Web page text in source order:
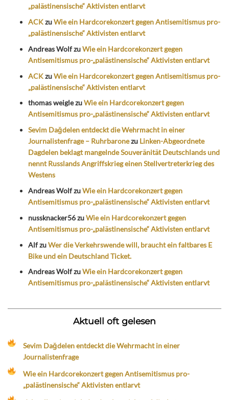
„palästinensische“ Aktivisten entlarvt
ACKzuWie ein Hardcorekonzert gegen Antisemitismus pro-
„palästinensische“ Aktivisten entlarvt
Andreas WolfzuWie ein Hardcorekonzert gegen
Antisemitismus pro-„palästinensische“ Aktivisten entlarvt
ACKzuWie ein Hardcorekonzert gegen Antisemitismus pro-
„palästinensische“ Aktivisten entlarvt
thomas weiglezuWie ein Hardcorekonzert gegen
Antisemitismus pro-„palästinensische“ Aktivisten entlarvt
Sevim Dağdelen entdeckt die Wehrmacht in einer
Journalistenfrage – Ruhrbaronezu Linken-Abgeordnete
Dagdelen beklagt mangelnde Souveränität Deutschlands und
nennt Russlands Angriffskrieg einen Stellvertreterkrieg des
Westens
Andreas WolfzuWie ein Hardcorekonzert gegen
Antisemitismus pro-„palästinensische“ Aktivisten entlarvt
nussknacker56zuWie ein Hardcorekonzert gegen
Antisemitismus pro-„palästinensische“ Aktivisten entlarvt
AlfzuWer die Verkehrswende will, braucht ein faltbares E
Bike und ein Deutschland Ticket.
Andreas WolfzuWie ein Hardcorekonzert gegen
Antisemitismus pro-„palästinensische“ Aktivisten entlarvt
Aktuell oft gelesen
Sevim Dağdelen entdeckt die Wehrmacht in einer
Journalistenfrage
Wie ein Hardcorekonzert gegen Antisemitismus pro-
„palästinensische“ Aktivisten entlarvt